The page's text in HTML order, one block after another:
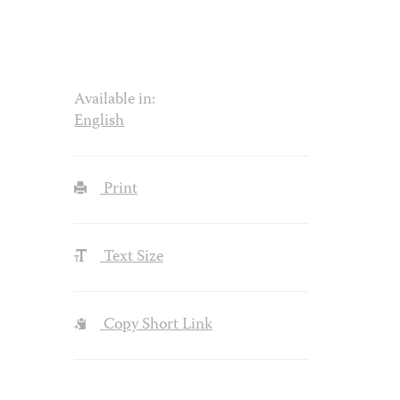
Available in:
English
Print
Text Size
Copy Short Link